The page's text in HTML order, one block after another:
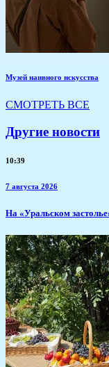
Музей наивного искусства
СМОТРЕТЬ ВСЕ
Другие новости
10:39
7 августа 2026
​На «Уральском